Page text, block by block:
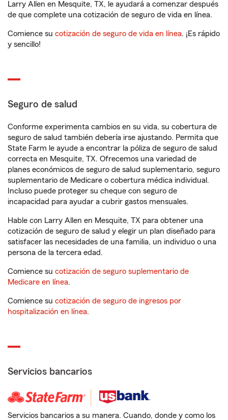
Larry Allen en Mesquite, TX, le ayudará a comenzar después
de que complete una cotización de seguro de vida en línea.
Comience su cotización de seguro de vida en línea. ¡Es rápido
y sencillo!
Seguro de salud
Conforme experimenta cambios en su vida, su cobertura de
seguro de salud también debería irse ajustando. Permita que
State Farm le ayude a encontrar la póliza de seguro de salud
correcta en Mesquite, TX. Ofrecemos una variedad de
planes económicos de seguro de salud suplementario, seguro
suplementario de Medicare o cobertura médica individual.
Incluso puede proteger su cheque con seguro de
incapacidad para ayudar a cubrir gastos mensuales.
Hable con Larry Allen en Mesquite, TX para obtener una
cotización de seguro de salud y elegir un plan diseñado para
satisfacer las necesidades de una familia, un individuo o una
persona de la tercera edad.
Comience su cotización de seguro suplementario de
Medicare en línea.
Comience su cotización de seguro de ingresos por
hospitalización en línea.
Servicios bancarios
Servicios bancarios a su manera. Cuando, donde y como los